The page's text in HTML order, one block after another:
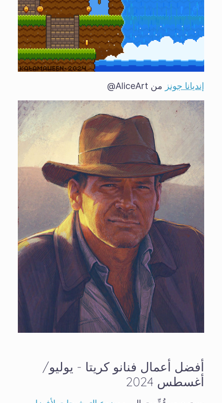
إنديانا جونز من AliceArt@
أفضل أعمال فنانو كريتا - يوليو/
أغسطس 2024